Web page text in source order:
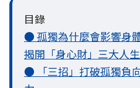
目錄
● 孤獨為什麼會影響身
揭開「身心財」三大人
● 「三招」打破孤獨負